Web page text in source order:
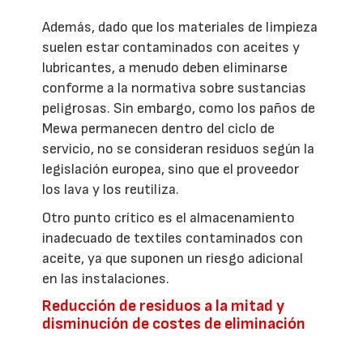
Además, dado que los materiales de limpieza
suelen estar contaminados con aceites y
lubricantes, a menudo deben eliminarse
conforme a la normativa sobre sustancias
peligrosas. Sin embargo, como los paños de
Mewa permanecen dentro del ciclo de
servicio, no se consideran residuos según la
legislación europea, sino que el proveedor
los lava y los reutiliza.
Otro punto crítico es el almacenamiento
inadecuado de textiles contaminados con
aceite, ya que suponen un riesgo adicional
en las instalaciones.
Reducción de residuos a la mitad y
disminución de costes de eliminación